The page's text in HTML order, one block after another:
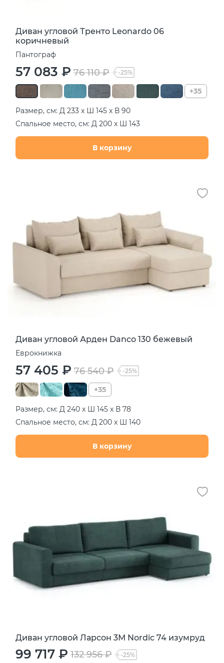
Диван угловой Тренто Leonardo 06
коричневый
Пантограф
57 083 ₽ 76 110 ₽ -25%
+35
Размер, см: Д 233 х Ш 145 х В 90
Спальное место, см: Д 200 х Ш 143
В корзину
Диван угловой Арден Danco 130 бежевый
Еврокнижка
57 405 ₽ 76 540 ₽ -25%
+35
Размер, см: Д 240 х Ш 145 х В 78
Спальное место, см: Д 200 х Ш 140
В корзину
Диван угловой Ларсон 3М Nordic 74 изумруд
99 717 ₽ 132 956 ₽ -25%